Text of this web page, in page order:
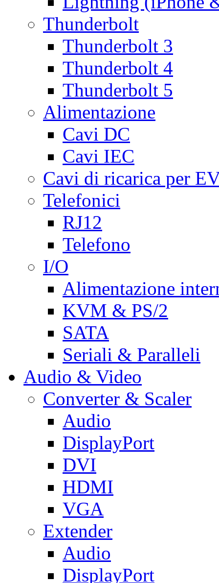
Thunderbolt
Thunderbolt 3
Thunderbolt 4
Thunderbolt 5
Alimentazione
Cavi DC
Cavi IEC
Cavi di ricarica per
Telefonici
RJ12
Telefono
I/O
Alimentazione
KVM & PS/2
SATA
Seriali & Paralleli
Audio & Video
Converter & Scaler
Audio
DisplayPort
DVI
HDMI
VGA
Extender
Audio
DisplayPort